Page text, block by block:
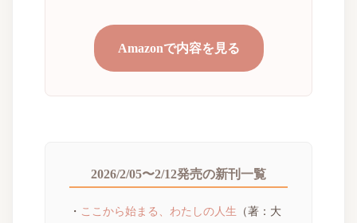
Amazonで内容を見る
2026/2/05〜2/12発売の新刊一覧
・ ここから始まる、わたしの人生 （著：大